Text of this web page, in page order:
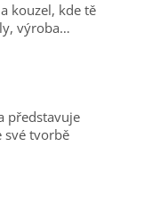
kouzel, kde tě
výroba…
představuje
své tvorbě